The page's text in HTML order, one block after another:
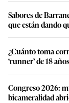
Sabores de
que están dando
¿Cuánto toma
‘runner’ de 18
Congreso 2026:
bicameralidad